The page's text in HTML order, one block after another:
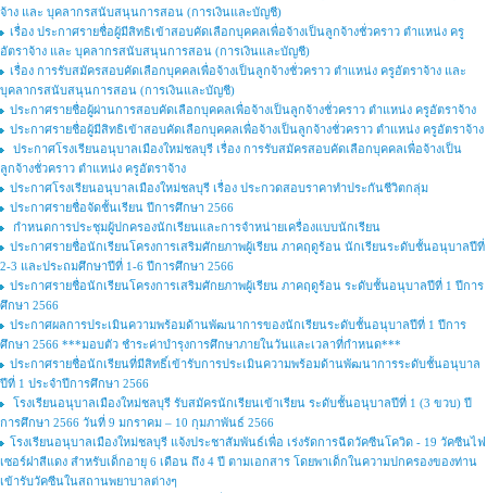
จ้าง และ บุคลากรสนับสนุนการสอน (การเงินและบัญชี)
เรื่อง ประกาศรายชื่อผู้มีสิทธิเข้าสอบคัดเลือกบุคคลเพื่อจ้างเป็นลูกจ้างชั่วคราว ตำแหน่ง ครู
อัตราจ้าง และ บุคลากรสนับสนุนการสอน (การเงินและบัญชี)
เรื่อง การรับสมัครสอบคัดเลือกบุคคลเพื่อจ้างเป็นลูกจ้างชั่วคราว ตำแหน่ง ครูอัตราจ้าง และ
บุคลากรสนับสนุนการสอน (การเงินและบัญชี)
ประกาศรายชื่อผู้ผ่านการสอบคัดเลือกบุคคลเพื่อจ้างเป็นลูกจ้างชั่วคราว ตำแหน่ง ครูอัตราจ้าง
ประกาศรายชื่อผู้มีสิทธิเข้าสอบคัดเลือกบุคคลเพื่อจ้างเป็นลูกจ้างชั่วคราว ตำแหน่ง ครูอัตราจ้าง
ประกาศโรงเรียนอนุบาลเมืองใหม่ชลบุรี เรื่อง การรับสมัครสอบคัดเลือกบุคคลเพื่อจ้างเป็น
ลูกจ้างชั่วคราว ตำแหน่ง ครูอัตราจ้าง
ประกาศโรงเรียนอนุบาลเมืองใหม่ชลบุรี เรื่อง ประกวดสอบราคาทำประกันชีวิตกลุ่ม
ประกาศรายชื่อจัดชั้นเรียน ปีการศึกษา 2566
กำหนดการประชุมผู้ปกครองนักเรียนและการจำหน่ายเครื่องแบบนักเรียน
ประกาศรายชื่อนักเรียนโครงการเสริมศักยภาพผู้เรียน ภาคฤดูร้อน นักเรียนระดับชั้นอนุบาลปีที่
2-3 และประถมศึกษาปีที่ 1-6 ปีการศึกษา 2566
ประกาศรายชื่อนักเรียนโครงการเสริมศักยภาพผู้เรียน ภาคฤดูร้อน ระดับชั้นอนุบาลปีที่ 1 ปีการ
ศึกษา 2566
ประกาศผลการประเมินความพร้อมด้านพัฒนาการของนักเรียนระดับชั้นอนุบาลปีที่ 1 ปีการ
ศึกษา 2566 ***มอบตัว ชำระค่าบำรุงการศึกษาภายในวันและเวลาที่กำหนด***
ประกาศรายชื่อนักเรียนที่มีสิทธิ์เข้ารับการประเมินความพร้อมด้านพัฒนาการระดับชั้นอนุบาล
ปีที่ 1 ประจำปีการศึกษา 2566
โรงเรียนอนุบาลเมืองใหม่ชลบุรี รับสมัครนักเรียนเข้าเรียน ระดับชั้นอนุบาลปีที่ 1 (3 ขวบ) ปี
การศึกษา 2566 วันที่ 9 มกราคม – 10 กุมภาพันธ์ 2566
โรงเรียนอนุบาลเมืองใหม่ชลบุรี แจ้งประชาสัมพันธ์เพื่อ เร่งรัดการฉีดวัคซีนโควิด - 19 วัคซีนไฟ
เซอร์ฝาสีแดง สำหรับเด็กอายุ 6 เดือน ถึง 4 ปี ตามเอกสาร โดยพาเด็กในความปกครองของท่าน
เข้ารับวัคซีนในสถานพยาบาลต่างๆ